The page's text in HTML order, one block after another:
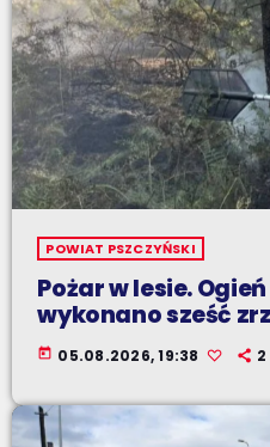
POWIAT PSZCZYŃSKI
Pożar w lesie.
wykonano sześć
today 05.08.2026, 19:38 2